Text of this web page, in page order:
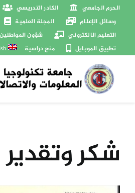
content
الحرم الجامعي الكادر التدريسي
وسائل الإعلام
المجلة العلمية
التعليم الالكتروني
شؤون المواطنين
تطبيق الموبايل
منح دراسية
شكر وتقدير